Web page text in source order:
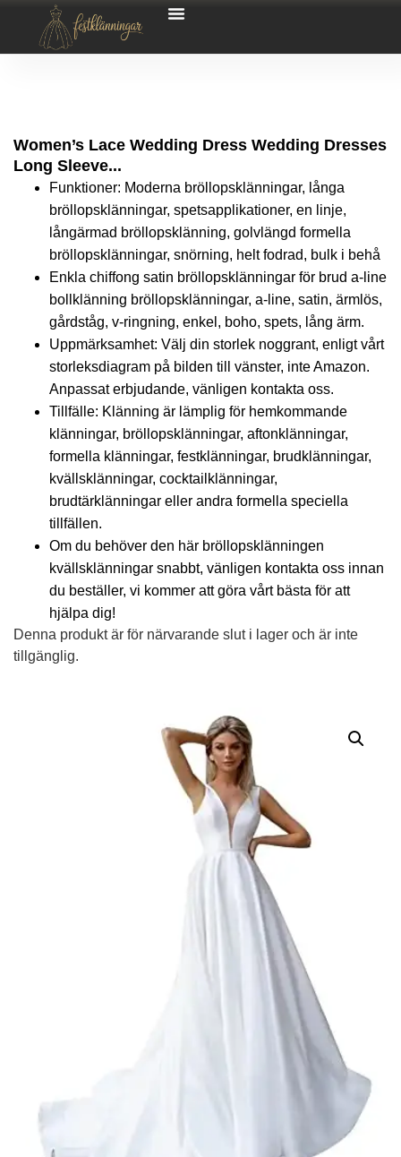
Women’s Lace Wedding Dress Wedding Dresses
Long Sleeve...
Funktioner: Moderna bröllopsklänningar, långa
bröllopsklänningar, spetsapplikationer, en linje,
långärmad bröllopsklänning, golvlängd formella
bröllopsklänningar, snörning, helt fodrad, bulk i behå
Enkla chiffong satin bröllopsklänningar för brud a-line
bollklänning bröllopsklänningar, a-line, satin, ärmlös,
gårdståg, v-ringning, enkel, boho, spets, lång ärm.
Uppmärksamhet: Välj din storlek noggrant, enligt vårt
storleksdiagram på bilden till vänster, inte Amazon.
Anpassat erbjudande, vänligen kontakta oss.
Tillfälle: Klänning är lämplig för hemkommande
klänningar, bröllopsklänningar, aftonklänningar,
formella klänningar, festklänningar, brudklänningar,
kvällsklänningar, cocktailklänningar,
brudtärklänningar eller andra formella speciella
tillfällen.
Om du behöver den här bröllopsklänningen
kvällsklänningar snabbt, vänligen kontakta oss innan
du beställer, vi kommer att göra vårt bästa för att
hjälpa dig!
Denna produkt är för närvarande slut i lager och är inte
tillgänglig.